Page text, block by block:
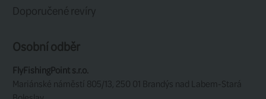
Výrobce:Guideline